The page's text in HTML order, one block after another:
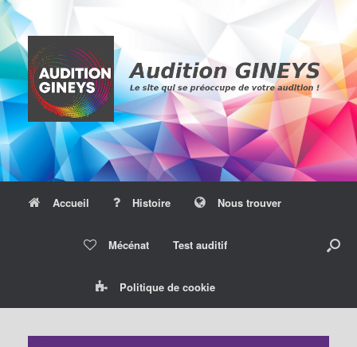
Skip
content
Accueil Histoire Nous trouver
Mécénat Test auditif
Politique de cookie